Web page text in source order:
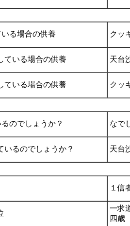
る場合の供養 クッ
ている場合の供養 天台
ている場合の供養 クッ
のでしょうか？ なで
いるのでしょうか？ 天台
１信
一求
四歳